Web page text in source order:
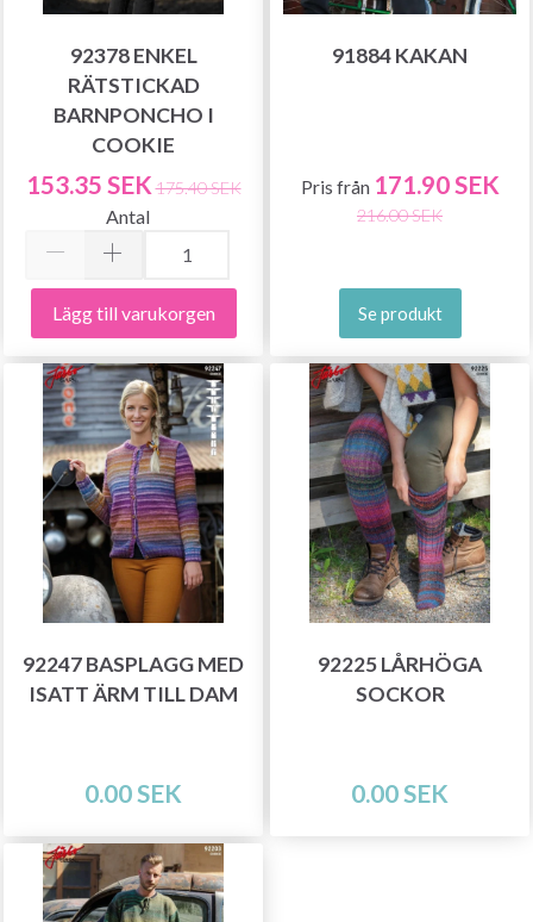
92378 ENKEL
RÄTSTICKAD
BARNPONCHO I
COOKIE
153.35 SEK 175.40 SEK
Antal
Lägg till varukorgen
91884 KAKAN
Pris från 171.90 SEK
216.00 SEK
Se produkt
92247 BASPLAGG MED
ISATT ÄRM TILL DAM
0.00 SEK
92225 LÅRHÖGA
SOCKOR
0.00 SEK